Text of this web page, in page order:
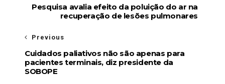
Pesquisa avalia efeito da poluição do ar na
recuperação de lesões pulmonares
Previous
Cuidados paliativos não são apenas para
pacientes terminais, diz presidente da
SOBOPE